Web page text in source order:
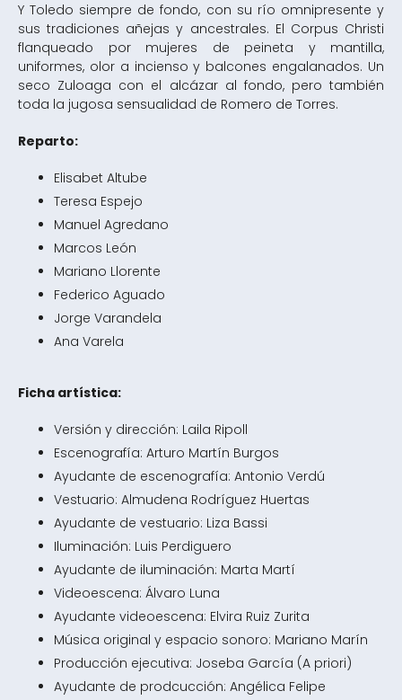
Y Toledo siempre de fondo, con su río omnipresente y
sus tradiciones añejas y ancestrales. El Corpus Christi
flanqueado por mujeres de peineta y mantilla,
uniformes, olor a incienso y balcones engalanados. Un
seco Zuloaga con el alcázar al fondo, pero también
toda la jugosa sensualidad de Romero de Torres.
Reparto:
Elisabet Altube
Teresa Espejo
Manuel Agredano
Marcos León
Mariano Llorente
Federico Aguado
Jorge Varandela
Ana Varela
Ficha artística:
Versión y dirección: Laila Ripoll
Escenografía: Arturo Martín Burgos
Ayudante de escenografía: Antonio Verdú
Vestuario: Almudena Rodríguez Huertas
Ayudante de vestuario: Liza Bassi
Iluminación: Luis Perdiguero
Ayudante de iluminación: Marta Martí
Videoescena: Álvaro Luna
Ayudante videoescena: Elvira Ruiz Zurita
Música original y espacio sonoro: Mariano Marín
Producción ejecutiva: Joseba García (A priori)
Ayudante de prodcucción: Angélica Felipe